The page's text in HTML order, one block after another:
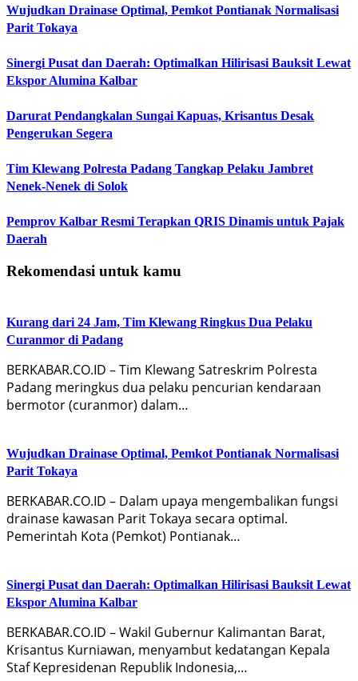
Wujudkan Drainase Optimal, Pemkot Pontianak Normalisasi
Parit Tokaya
Sinergi Pusat dan Daerah: Optimalkan Hilirisasi Bauksit Lewat
Ekspor Alumina Kalbar
Darurat Pendangkalan Sungai Kapuas, Krisantus Desak
Pengerukan Segera
Tim Klewang Polresta Padang Tangkap Pelaku Jambret
Nenek-Nenek di Solok
Pemprov Kalbar Resmi Terapkan QRIS Dinamis untuk Pajak
Daerah
Rekomendasi untuk kamu
Kurang dari 24 Jam, Tim Klewang Ringkus Dua Pelaku
Curanmor di Padang
BERKABAR.CO.ID – Tim Klewang Satreskrim Polresta
Padang meringkus dua pelaku pencurian kendaraan
bermotor (curanmor) dalam…
Wujudkan Drainase Optimal, Pemkot Pontianak Normalisasi
Parit Tokaya
BERKABAR.CO.ID – Dalam upaya mengembalikan fungsi
drainase kawasan Parit Tokaya secara optimal.
Pemerintah Kota (Pemkot) Pontianak…
Sinergi Pusat dan Daerah: Optimalkan Hilirisasi Bauksit Lewat
Ekspor Alumina Kalbar
BERKABAR.CO.ID – Wakil Gubernur Kalimantan Barat,
Krisantus Kurniawan, menyambut kedatangan Kepala
Staf Kepresidenan Republik Indonesia,…